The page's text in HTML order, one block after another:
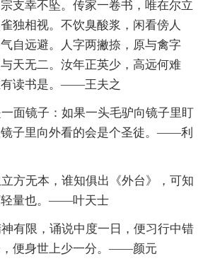
支幸不坠。传家一卷书，唯在尔立
独相视。不饮臭酸浆，闲看傍人
自远避。人字两撇捺，原与禽字
天无二。汝年正英少，高远何难
有读书是。——王夫之
面镜子：如果一头毛驴向镜子里盯
子里向外看的会是个圣徒。——利
方无本，谁知俱出《外台》，可知
轻量也。——叶天士
有限，诵说中度一日，便习行中错
，便身世上少一分。——颜元